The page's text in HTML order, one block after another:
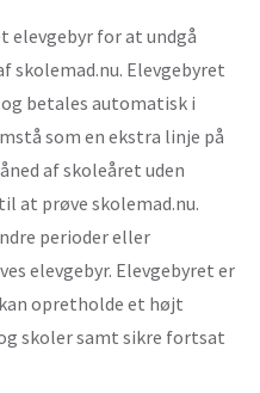
elevgebyr for at undgå
skolemad.nu. Elevgebyret
betales automatisk i
som en ekstra linje på
af skoleåret uden
at prøve skolemad.nu.
perioder eller
elevgebyr. Elevgebyret er
opretholde et højt
skoler samt sikre fortsat